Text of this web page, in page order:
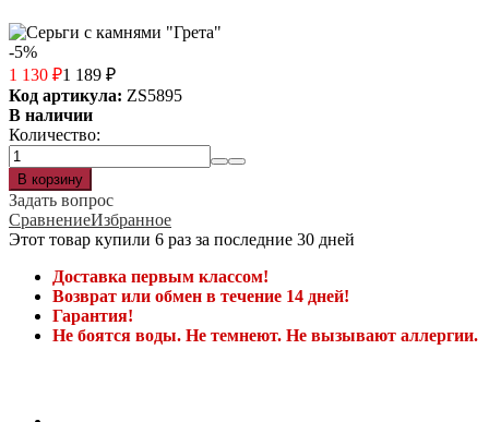
-5%
1 130 ₽1 189 ₽
Код артикула: ZS5895
В наличии
Количество:
Задать вопрос
СравнениеИзбранное
Этот товар купили 6 раз за последние 30 дней
Доставка первым классом!
Возврат или обмен в течение 14 дней!
Гарантия!
Не боятся воды. Не темнеют. Не вызывают аллергии.